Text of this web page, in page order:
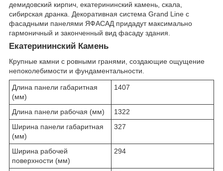
демидовский кирпич, екатерининский камень, скала,
сибирская дранка. Декоративная система Grand Line с
фасадными панелями ЯФАСАД придадут максимально
гармоничный и законченный вид фасаду здания.
Екатерининский Камень
Крупные камни с ровными гранями, создающие ощущение
непоколебимости и фундаментальности.
Длина панели габаритная
(мм)
1407
Длина панели рабочая (мм)
1322
Ширина панели габаритная
(мм)
327
Ширина рабочей
поверхности (мм)
294